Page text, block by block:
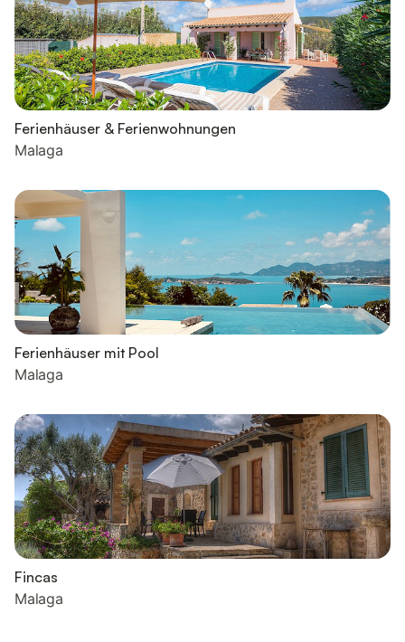
Ferienhäuser & Ferienwohnungen
Malaga
Ferienhäuser mit Pool
Malaga
Fincas
Malaga